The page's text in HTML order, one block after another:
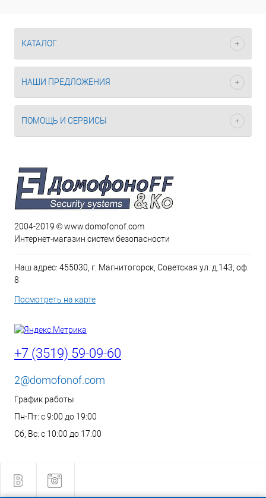
КАТАЛОГ
НАШИ ПРЕДЛОЖЕНИЯ
ПОМОЩЬ И СЕРВИСЫ
2004-2019 © www.domofonof.com
Интернет-магазин систем безопасности
Наш адрес: 455030, г. Магнитогорск, Советская ул. д.143, оф.
8
Посмотреть на карте
+7 (3519) 59-09-60
2@domofonof.com
График работы
Пн-Пт: с 9:00 до 19:00
Сб, Вс: с 10:00 до 17:00